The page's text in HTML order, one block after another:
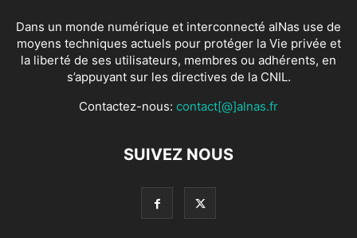
Dans un monde numérique et interconnecté alNas use de
moyens techniques actuels pour protéger la Vie privée et
la liberté de ses utilisateurs, membres ou adhérents, en
s’appuyant sur les directives de la CNIL.
Contactez-nous: contact[@]alnas.fr
SUIVEZ NOUS